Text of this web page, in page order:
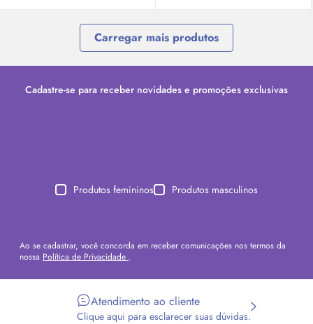
Carregar mais produtos
Cadastre-se para receber novidades e promoções exclusivas
Produtos femininos Produtos masculinos
Ao se cadastrar, você concorda em receber comunicações nos termos da
nossa Política de Privacidade .
Atendimento ao cliente
Clique aqui para esclarecer suas dúvidas.